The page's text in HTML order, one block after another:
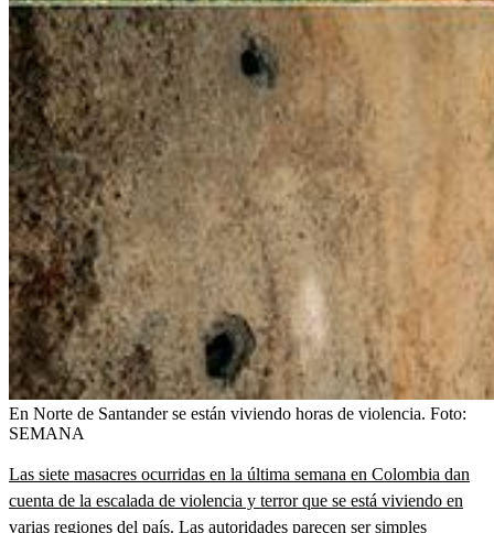
En Norte de Santander se están viviendo horas de violencia. Foto:
SEMANA
Las siete masacres ocurridas en la última semana en Colombia dan
cuenta de la escalada de violencia y terror que se está viviendo en
varias regiones del país. Las autoridades parecen ser simples